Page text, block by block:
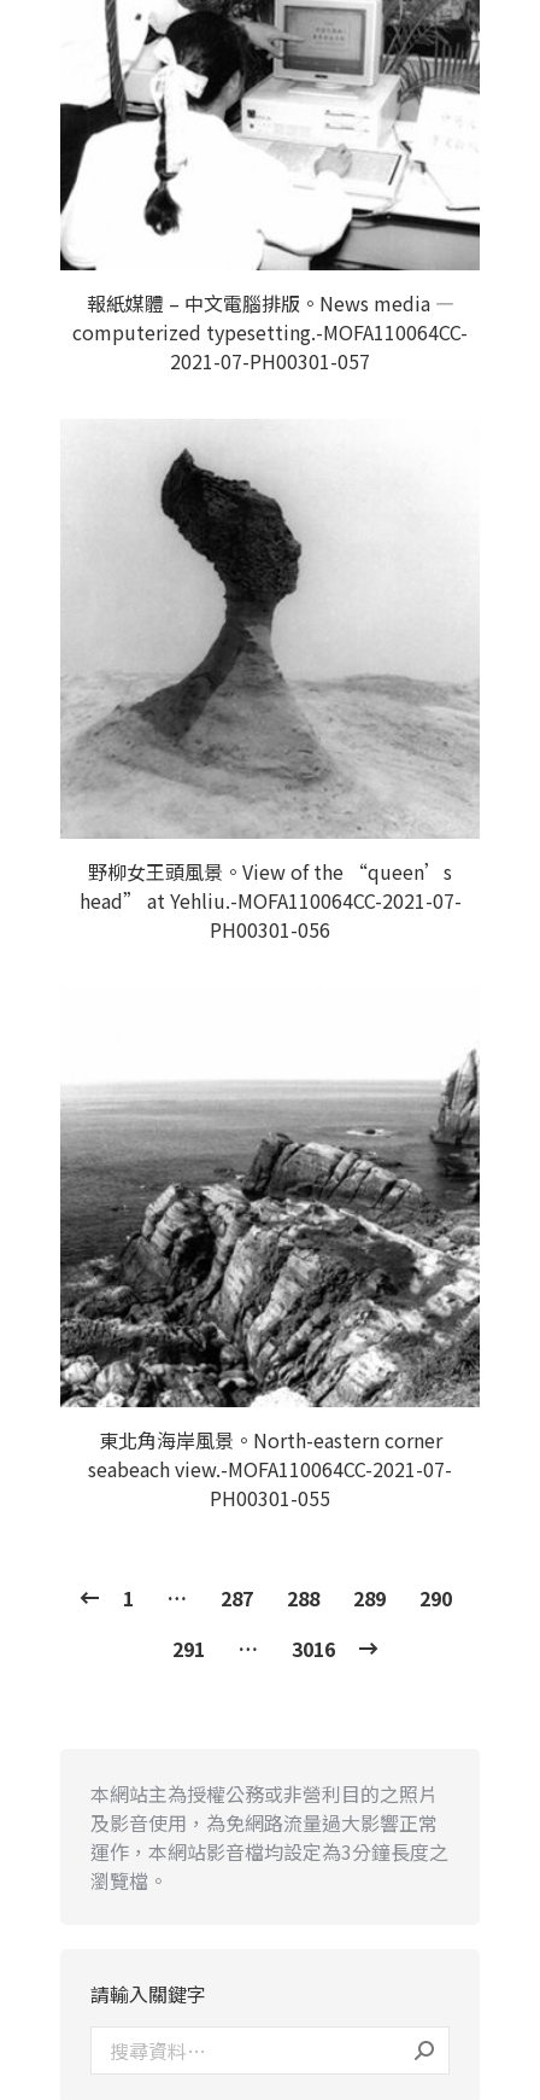
報紙媒體 – 中文電腦排版。News media —
computerized typesetting.-MOFA110064CC-
2021-07-PH00301-057
野柳女王頭風景。View of the “queen’s
head” at Yehliu.-MOFA110064CC-2021-07-
PH00301-056
東北角海岸風景。North-eastern corner
seabeach view.-MOFA110064CC-2021-07-
PH00301-055
1 … 287 288 289
290
291
… 3016
本網站主為授權公務或非營利目的之照片
及影音使用，為免網路流量過大影響正常
運作，本網站影音檔均設定為3分鐘長度之
瀏覽檔。
請輸入關鍵字